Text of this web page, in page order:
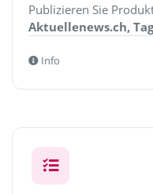
Publizieren Sie
Aktuellenews.ch,
Info